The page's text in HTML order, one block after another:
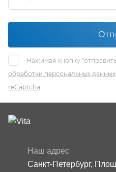
Нажимая кнопку
обработки персональных данных
reCaptcha
Наш адрес
Санкт-Петербург,